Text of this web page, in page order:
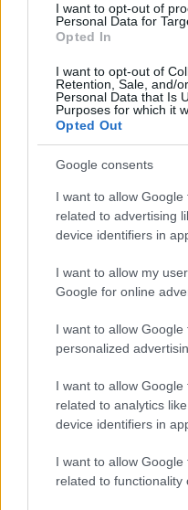
I want to opt-out of
Personal Data for
Opted In
I want to opt-out of
Retention, Sale, and/
Personal Data that Is
Purposes for which it
Opted Out
Google consents
I want to allow
related to advertising
device identifiers in
I want to allow my
Google for online
I want to allow Google
personalized
I want to allow
related to analytics
device identifiers in
I want to allow
related to functionality
KERTÉSZ ÉS
Mi hasonlít a(z)
kedveltje körte (
communis
Favorite Pear'')
növényhez?